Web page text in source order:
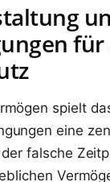
spielt
eine
falsche